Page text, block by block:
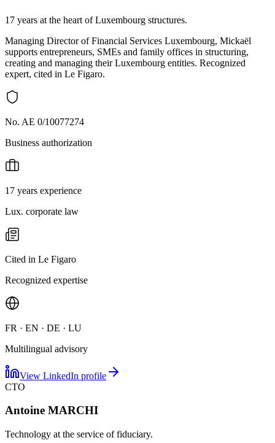
17 years at the heart of Luxembourg structures.
Managing Director of Financial Services Luxembourg, Mickaël
supports entrepreneurs, SMEs and family offices in structuring,
creating and managing their Luxembourg entities. Recognized
expert, cited in Le Figaro.
No. AE 0/10077274
Business authorization
17 years experience
Lux. corporate law
Cited in Le Figaro
Recognized expertise
FR · EN · DE · LU
Multilingual advisory
View LinkedIn profile
CTO
Antoine MARCHI
Technology at the service of fiduciary.